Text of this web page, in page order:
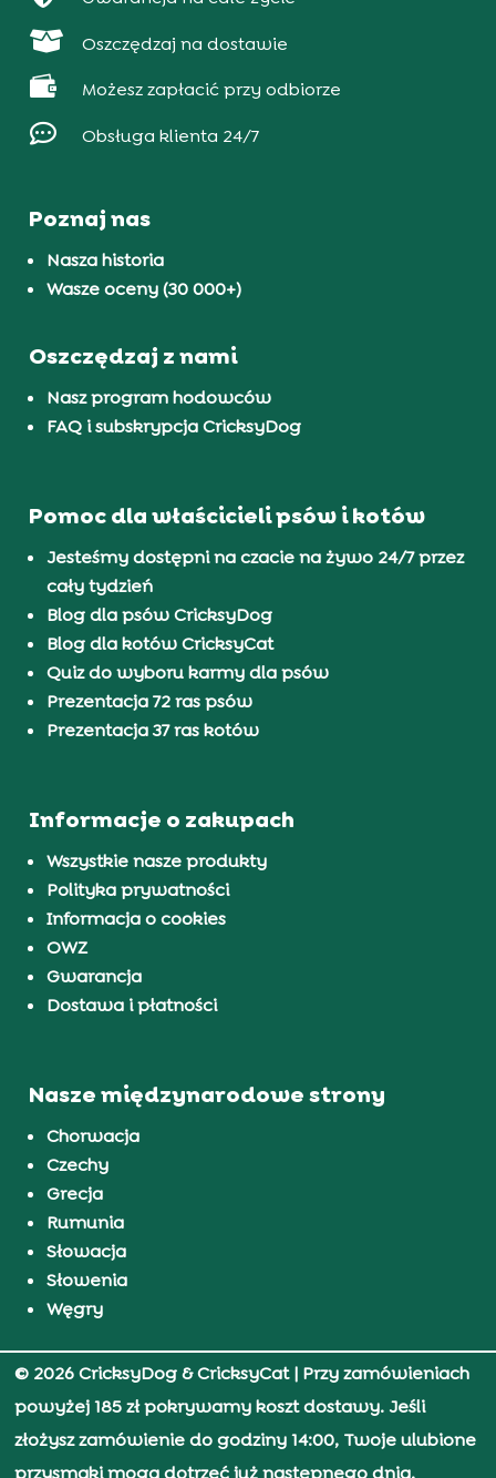
 Oszczędzaj na dostawie
 Możesz zapłacić przy odbiorze
 Obsługa klienta 24/7
Poznaj nas
Nasza historia
Wasze oceny (30 000+)
Oszczędzaj z nami
Nasz program hodowców
FAQ i subskrypcja CricksyDog
Pomoc dla właścicieli psów i kotów
Jesteśmy dostępni na czacie na żywo 24/7 przez
cały tydzień
Blog dla psów CricksyDog
Blog dla kotów CricksyCat
Quiz do wyboru karmy dla psów
Prezentacja 72 ras psów
Prezentacja 37 ras kotów
Informacje o zakupach
Wszystkie nasze produkty
Polityka prywatności
Informacja o cookies
OWZ
Gwarancja
Dostawa i płatności
Nasze międzynarodowe strony
Chorwacja
Czechy
Grecja
Rumunia
Słowacja
Słowenia
Węgry
© 2026 CricksyDog & CricksyCat| Przy zamówieniach
powyżej 185 zł pokrywamy koszt dostawy. Jeśli
złożysz zamówienie do godziny 14:00, Twoje ulubione
przysmaki mogą dotrzeć już następnego dnia.